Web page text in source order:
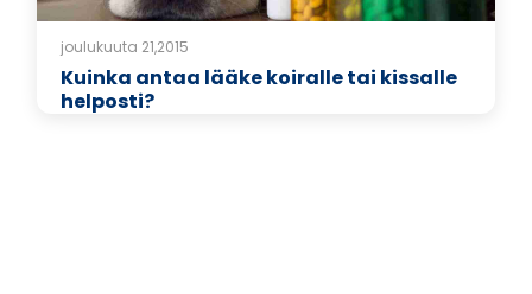
joulukuuta 21,2015
Kuinka antaa lääke koiralle tai kissalle
helposti?